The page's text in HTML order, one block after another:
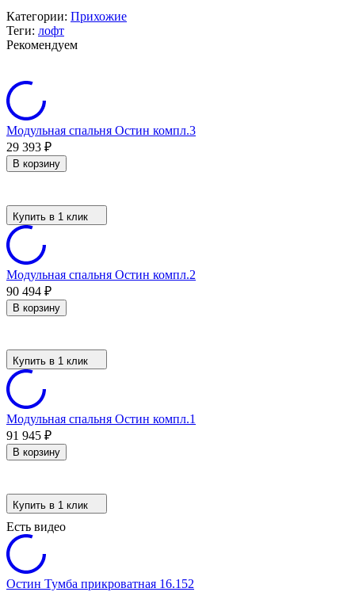
Категории: Прихожие
Теги: лофт
Рекомендуем
Модульная спальня Остин компл.3
29 393 ₽
В корзину
Купить в 1 клик
Модульная спальня Остин компл.2
90 494 ₽
В корзину
Купить в 1 клик
Модульная спальня Остин компл.1
91 945 ₽
В корзину
Купить в 1 клик
Есть видео
Остин Тумба прикроватная 16.152